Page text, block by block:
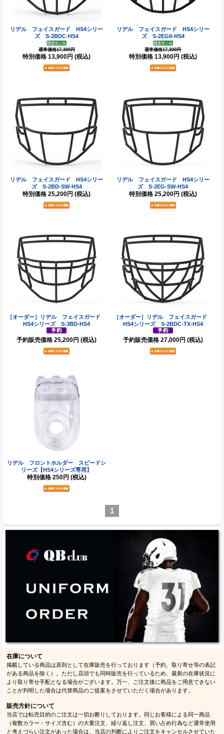
リデル フェイスガード HS4シリー
ズ S-2BDC-HS4
通常価格17,300円
特別価格 13,900円 (税込)
リデル フェイスガード HS4シリー
ズ S-2EGII-HS4
通常価格17,300円
特別価格 13,900円 (税込)
リデル フェイスガード HS4シリー
ズ S-2BD-SW-HS4
特別価格 25,200円 (税込)
リデル フェイスガード HS4シリー
ズ S-2EG-SW-HS4
特別価格 25,200円 (税込)
［オーダー］リデル フェイスガード
HS4シリーズ S-3BD-HS4
予約販売価格 25,200円 (税込)
［オーダー］リデル フェイスガード
HS4シリーズ S-2BDC-TX-HS4
予約販売価格 27,000円 (税込)
リデル フロントホルダー スピードシ
リーズ【HS4シリーズ専用】
特別価格 250円 (税込)
1
在庫について
掲載している商品は原則として在庫販売を行っております（予約、取り寄せ等の表記
がある商品を除く）。ただし店頭でも同時販売を行っているため、最新の在庫状況に
より取り寄せ手配となる場合がございます。万一、ご注文後に商品をご用意できない
ことが判明した場合は代替商品のご提案をさせていただく場合があります。
販売方針について
当店では転売目的のご注文は一切お断りしております。同じお客様による同一商品
（複数カラー・サイズ含む）の大量注文、繰り返し注文、買い占め行為など通常使用
と考えづらい注文があった場合は、当店の判断によりご注文をキャンセルさせていた